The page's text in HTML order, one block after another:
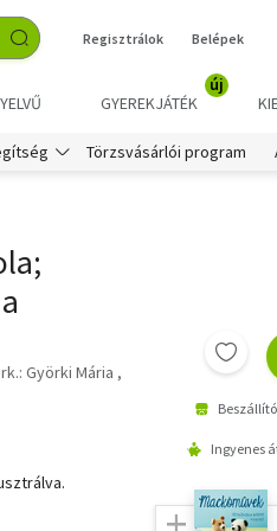
Regisztrálok Belépek
GYEREKJÁTÉK
új
Törzsvásárlói program
Györki Mária
Ingyenes